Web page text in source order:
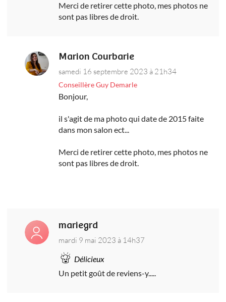
Merci de retirer cette photo, mes photos ne
sont pas libres de droit.
Marion Courbarie
samedi 16 septembre 2023 à 21h34
Conseillère Guy Demarle
Bonjour,
il s'agit de ma photo qui date de 2015 faite
dans mon salon ect...
Merci de retirer cette photo, mes photos ne
sont pas libres de droit.
mariegrd
mardi 9 mai 2023 à 14h37
Délicieux
Un petit goût de reviens-y.....